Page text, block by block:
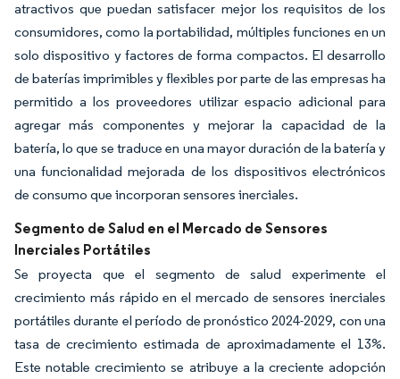
atractivos que puedan satisfacer mejor los requisitos de los
consumidores, como la portabilidad, múltiples funciones en un
solo dispositivo y factores de forma compactos. El desarrollo
de baterías imprimibles y flexibles por parte de las empresas ha
permitido a los proveedores utilizar espacio adicional para
agregar más componentes y mejorar la capacidad de la
batería, lo que se traduce en una mayor duración de la batería y
una funcionalidad mejorada de los dispositivos electrónicos
de consumo que incorporan sensores inerciales.
Segmento de Salud en el Mercado de Sensores
Inerciales Portátiles
Se proyecta que el segmento de salud experimente el
crecimiento más rápido en el mercado de sensores inerciales
portátiles durante el período de pronóstico 2024-2029, con una
tasa de crecimiento estimada de aproximadamente el 13%.
Este notable crecimiento se atribuye a la creciente adopción